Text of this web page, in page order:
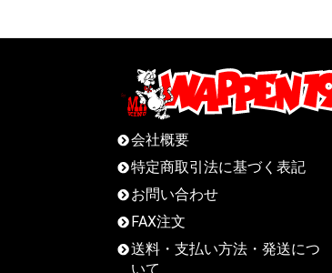
会社概要
特定商取引法に基づく表記
お問い合わせ
FAX注文
送料・支払い方法・発送につ
いて